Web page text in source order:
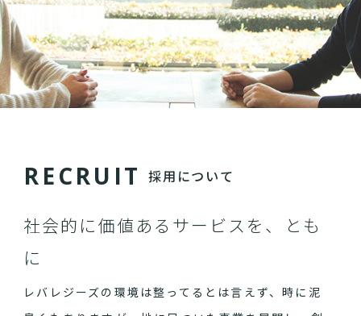
RECRU IT 採用について
社会的に価値あるサービスを、とも
に
レバレジーズの環境は整ってるとは言えず、時に泥